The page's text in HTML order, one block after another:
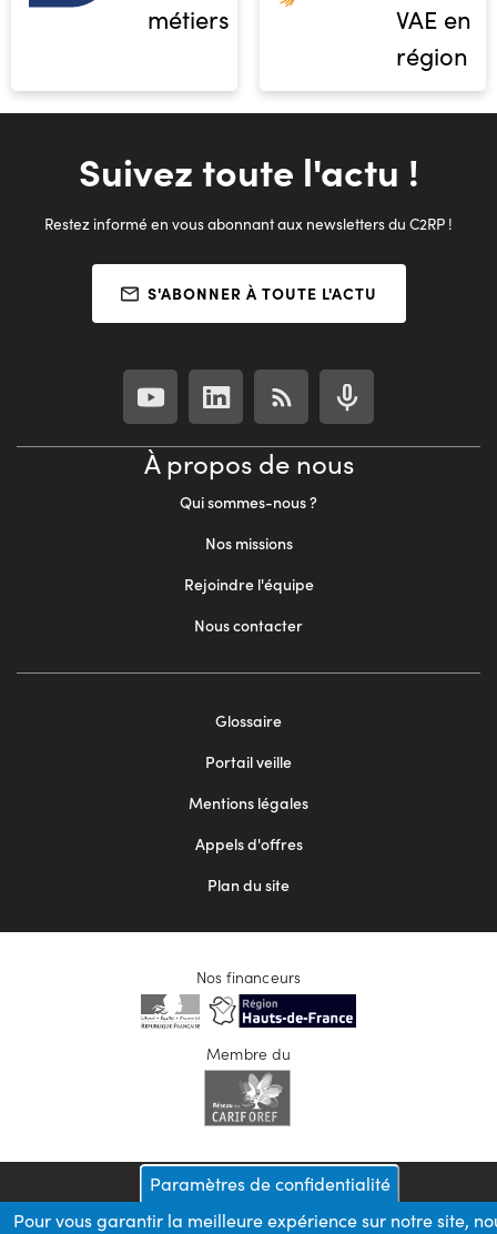
métiers
VAE en
région
Suivez toute l'actu !
Restez informé en vous abonnant aux newsletters du C2RP !
S'ABONNER À TOUTE L'ACTU
À propos de nous
Qui sommes-nous ?
Nos missions
Rejoindre l'équipe
Nous contacter
Glossaire
Portail veille
Mentions légales
Appels d'offres
Plan du site
Nos financeurs
Membre du
Paramètres de confidentialité
Pour vous garantir la meilleure expérience sur notre site,